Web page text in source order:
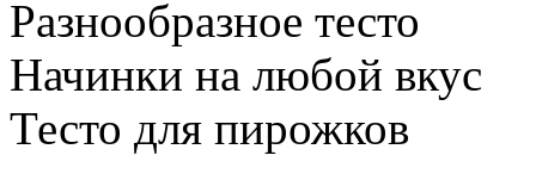
Разнообразное тесто
Начинки на любой вкус
Тесто для пирожков